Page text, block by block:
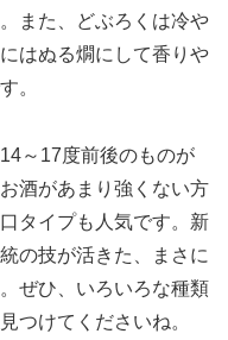
また、どぶろくは冷や
はぬる燗にして香りや
。
～17度前後のものが
酒があまり強くない方
タイプも人気です。新
の技が活きた、まさに
ぜひ、いろいろな種類
つけてくださいね。